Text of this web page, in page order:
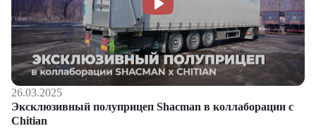
26.03.2025
Эксклюзивный полуприцеп Shacman в коллаборации с
Chitian